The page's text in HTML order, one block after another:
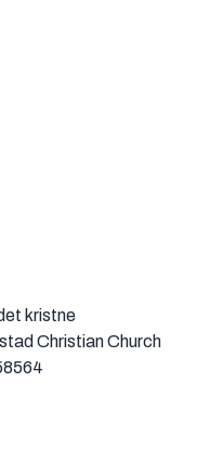
kristne
Christian Church